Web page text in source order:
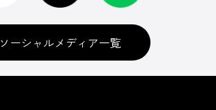
ソーシャルメディア一覧